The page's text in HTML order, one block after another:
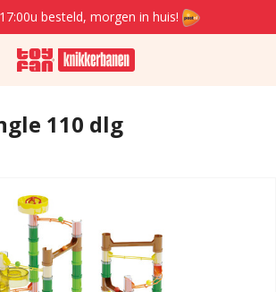
besteld, morgen in huis!
110 dlg